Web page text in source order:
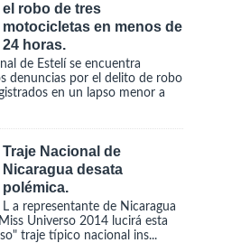
el robo de tres
motocicletas en menos de
24 horas.
de Estelí se encuentra
denuncias por el delito de robo
en un lapso menor a
Traje Nacional de
Nicaragua desata
polémica.
L a representante de Nicaragua
Universo 2014 lucirá esta
traje típico nacional ins...